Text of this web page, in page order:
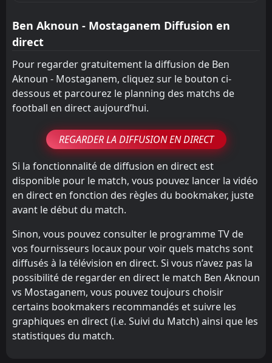
Ben Aknoun - Mostaganem Diffusion en
direct
Pour regarder gratuitement la diffusion de Ben
Aknoun - Mostaganem, cliquez sur le bouton ci-
dessous et parcourez le planning des matchs de
football en direct aujourd’hui.
REGARDER LA DIFFUSION EN DIRECT
Si la fonctionnalité de diffusion en direct est
disponible pour le match, vous pouvez lancer la vidéo
en direct en fonction des règles du bookmaker, juste
avant le début du match.
Sinon, vous pouvez consulter le programme TV de
vos fournisseurs locaux pour voir quels matchs sont
diffusés à la télévision en direct. Si vous n’avez pas la
possibilité de regarder en direct le match Ben Aknoun
vs Mostaganem, vous pouvez toujours choisir
certains bookmakers recommandés et suivre les
graphiques en direct (i.e. Suivi du Match) ainsi que les
statistiques du match.